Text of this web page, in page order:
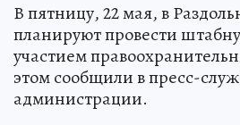
В пятницу, 22 мая, в
планируют провести
участием
этом сообщили в пресс-
администрации.